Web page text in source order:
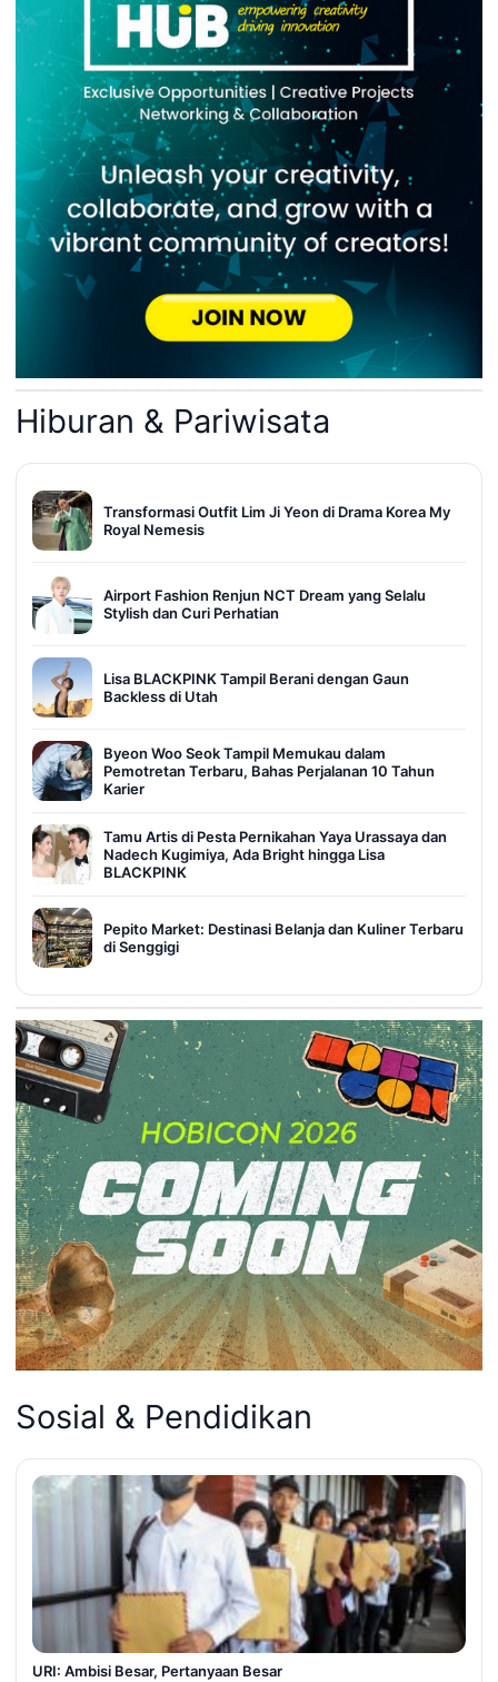
Hiburan & Pariwisata
Transformasi Outfit Lim Ji Yeon di Drama Korea My
Royal Nemesis
Airport Fashion Renjun NCT Dream yang Selalu
Stylish dan Curi Perhatian
Lisa BLACKPINK Tampil Berani dengan Gaun
Backless di Utah
Byeon Woo Seok Tampil Memukau dalam
Pemotretan Terbaru, Bahas Perjalanan 10 Tahun
Karier
Tamu Artis di Pesta Pernikahan Yaya Urassaya dan
Nadech Kugimiya, Ada Bright hingga Lisa
BLACKPINK
Pepito Market: Destinasi Belanja dan Kuliner Terbaru
di Senggigi
Sosial & Pendidikan
URI: Ambisi Besar, Pertanyaan Besar